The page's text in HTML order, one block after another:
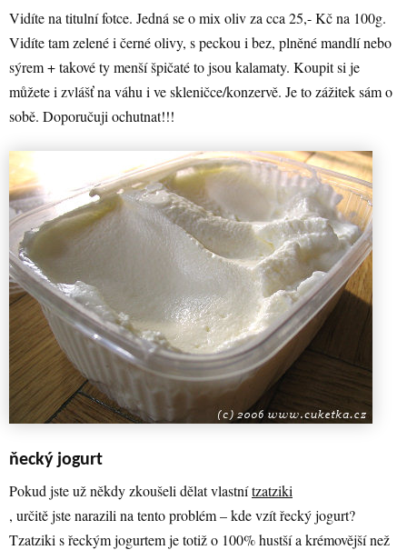
Vidíte na titulní fotce. Jedná se o mix oliv za cca 25,- Kč na 100g.
Vidíte tam zelené i černé olivy, s peckou i bez, plněné mandlí nebo
sýrem + takové ty menší špičaté to jsou kalamaty. Koupit si je
můžete i zvlášť na váhu i ve skleničce/konzervě. Je to zážitek sám o
sobě. Doporučuji ochutnat!!!
ňecký jogurt
Pokud jste už někdy zkoušeli dělat vlastnítzatziki
, určitě jste narazili na tento problém – kde vzít řecký jogurt?
Tzatziki s řeckým jogurtem je totiž o 100% hustší a krémovější než